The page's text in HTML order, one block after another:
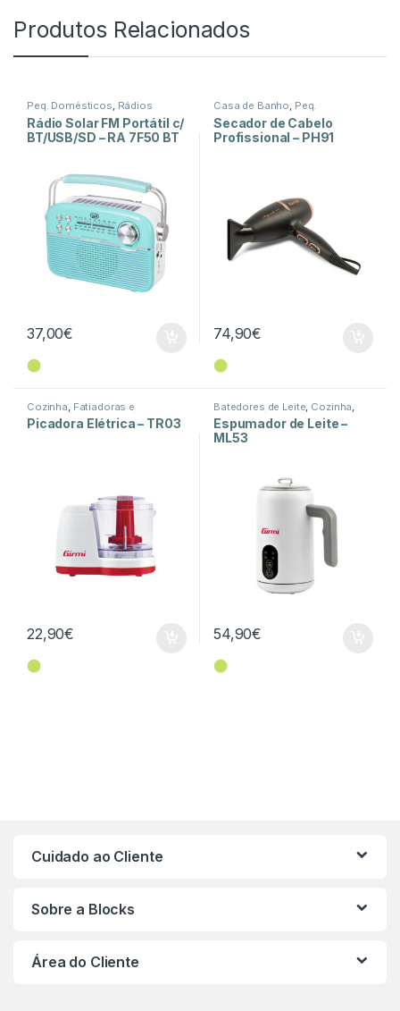
Produtos Relacionados
Peq. Domésticos, Rádios
Rádio Solar FM Portátil c/
BT/USB/SD – RA 7F50 BT
37,00€
⬤
Casa de Banho, Peq.
Domésticos
Secador de Cabelo
Profissional – PH91
74,90€
⬤
Cozinha Fatiadoras e
Picadoras Peq. Domésticos
Picadora Elétrica – TR03
22,90€
⬤
Batedores de Leite Cozinha
Peq. Domésticos
Espumador de Leite –
ML53
54,90€
⬤
Cuidado ao Cliente
Sobre a Blocks
Área do Cliente